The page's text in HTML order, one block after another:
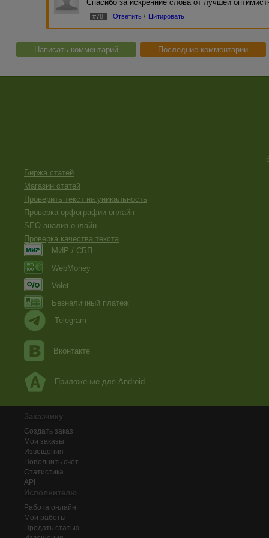
Спасибо за искренние слова от лучшей
#78 Ответить / Цитировать
Написать комментарий Последние комментарии
Биржа статей
Магазин статей
Проверить текст на уникальность
Проверка орфографии онлайн
SEO анализ онлайн
Проверка качества текста
МИР / СБП
WebMoney
Volet
Безналичный платеж
Telegram
Вконтакте
Приложение для Android
Заказчику
Создать заказ
Мои заказы
Извещения
Пополнить счёт
Статистика
API
Исполнителю
Работа онлайн
Мои работы
Продать статью